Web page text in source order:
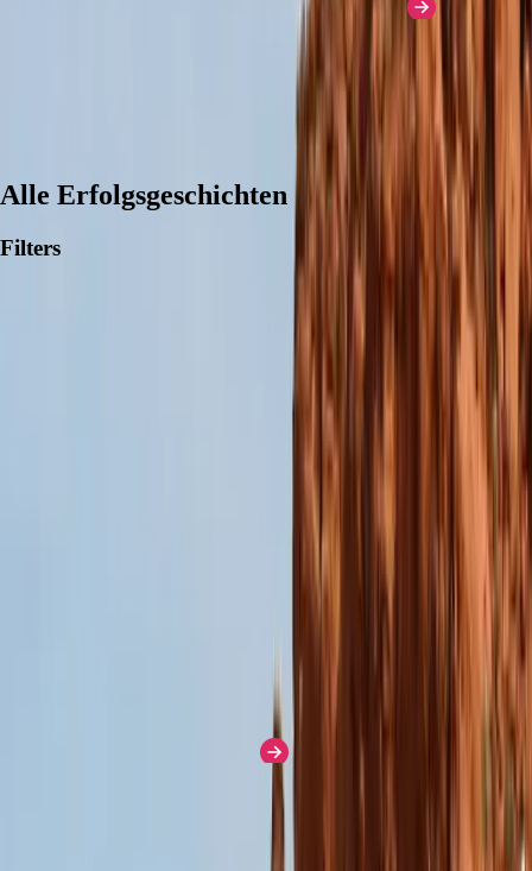
Alle Erfolgsgeschichten
Filters
Von Benutzern und
gleichermaßen